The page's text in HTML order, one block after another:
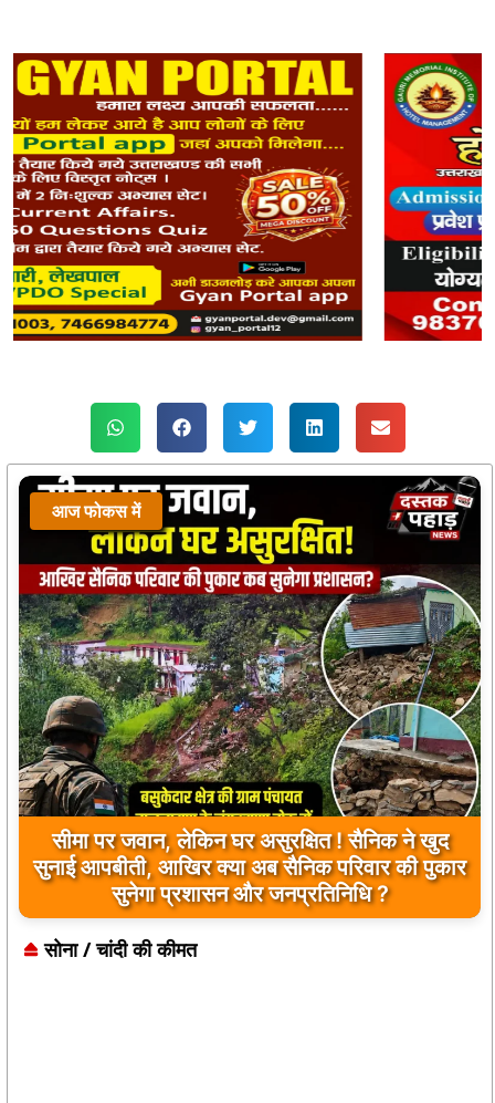
आज फोकस में
सीमा पर जवान, लेकिन घर असुरक्षित ! सैनिक ने खुद
सुनाई आपबीती, आखिर क्या अब सैनिक परिवार की पुकार
सुनेगा प्रशासन और जनप्रतिनिधि ?
सोना / चांदी की कीमत